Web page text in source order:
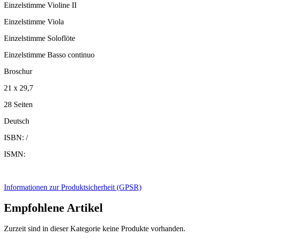
Einzelstimme Violine II
Einzelstimme Viola
Einzelstimme Soloflöte
Einzelstimme Basso continuo
Broschur
21 x 29,7
28 Seiten
Deutsch
ISBN: /
ISMN:
Informationen zur Produktsicherheit (GPSR)
Empfohlene Artikel
Zurzeit sind in dieser Kategorie keine Produkte vorhanden.